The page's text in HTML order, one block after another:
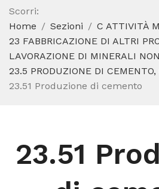
AGGIORNAMENTO 2025
SEZIONI
CODICE ATECO A COSA SERVE
Scorri:
Home
Sezioni
C ATTIVITÀ
23 FABBRICAZIONE DI ALTRI
LAVORAZIONE DI MINERALI
23.5 PRODUZIONE DI CEMENTO,
23.51 Produzione di cemento
23.51